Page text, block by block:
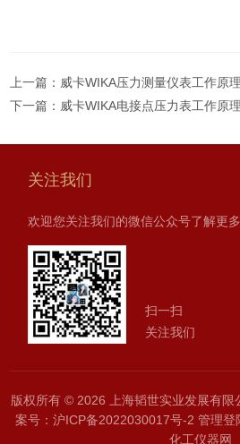
上一篇： 威卡WIKA压力测量仪表工作原理
下一篇： 威卡WIKA电接点压力表工作原理
关注我们
欢迎您关注我们的微信公众号了解更多
扫一扫
关注我们
版权所有 © 2026 上海韬世实业发展有限
案号：沪ICP备2022030017号-2 管理登
化工仪器网